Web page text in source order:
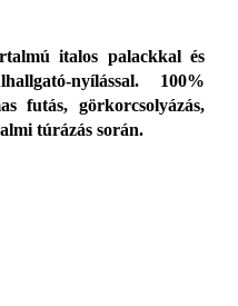
italos palackkal és
nyílással. 100%
futás, görkorcsolyázás,
túrázás során.